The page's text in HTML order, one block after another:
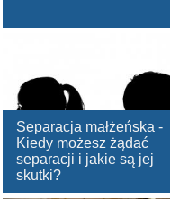
Separacja małżeńska -
Kiedy możesz żądać
separacji i jakie są jej
skutki?